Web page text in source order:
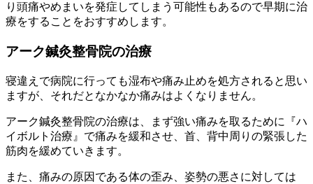
り頭痛やめまいを発症してしまう可能性もあるので早期に治
療をすることをおすすめします。
アーク鍼灸整骨院の治療
寝違えで病院に行っても湿布や痛み止めを処方されると思い
ますが、それだとなかなか痛みはよくなりません。
アーク鍼灸整骨院の治療は、まず強い痛みを取るために
『ハ
イボルト治療』 で痛みを緩和させ、首、背中周りの緊張した
筋肉を緩めていきます。
また、痛みの原因である体の歪み、姿勢の悪さに対しては